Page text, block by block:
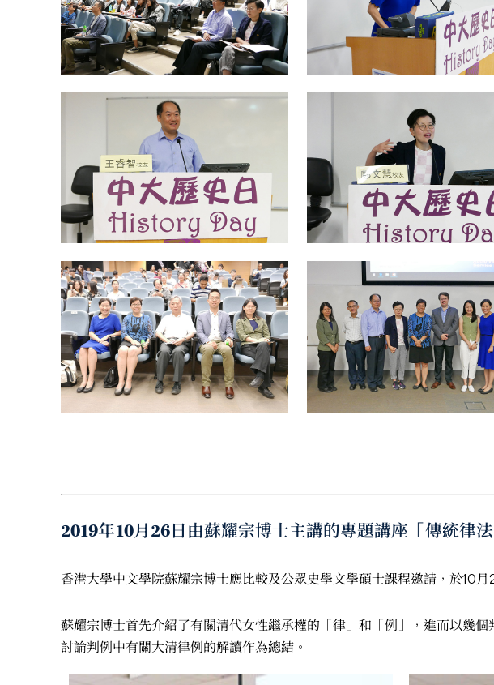
2019年10月26日由蘇耀宗博士主講的專題講座「傳統律
香港大學中文學院蘇耀宗博士應比較及公眾史學文學碩士課程邀請，於10
蘇耀宗博士首先介紹了有關清代女性繼承權的「律」和「例」，進而以幾
討論判例中有關大清律例的解讀作為總結。